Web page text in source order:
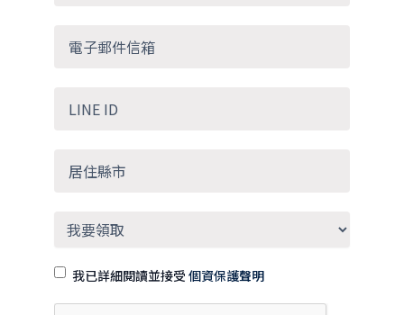
我已詳細閱讀並接受 個資保護聲明